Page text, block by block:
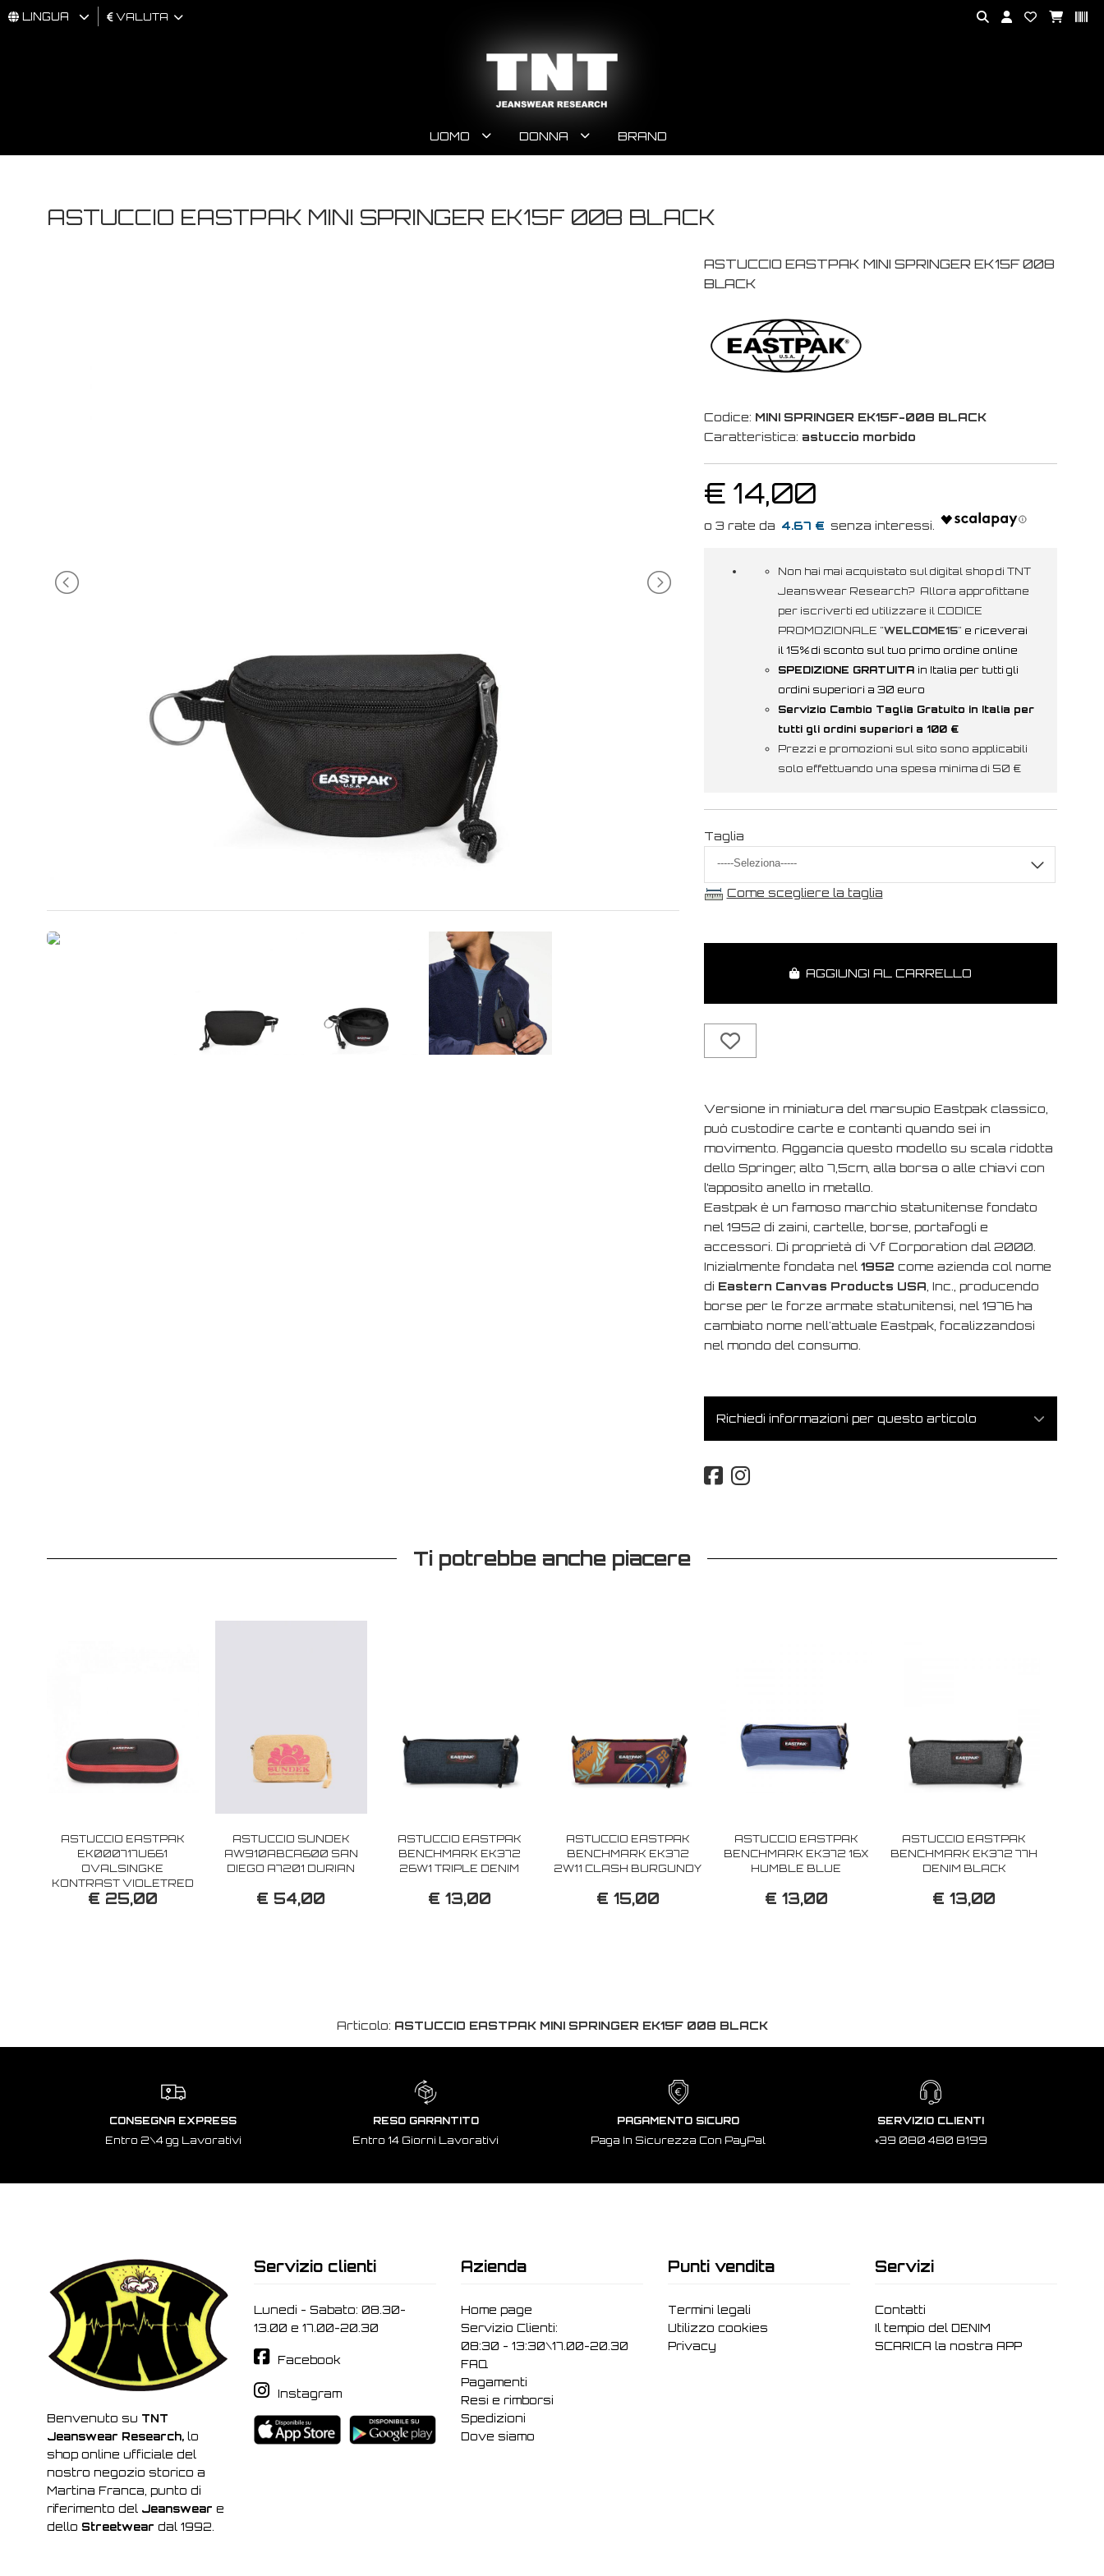
LINGUA VALUTA
UOMO DONNA BRAND
ASTUCCIO EASTPAK MINI SPRINGER EK15F 008 BLACK
ASTUCCIO EASTPAK MINI SPRINGER EK15F 008
BLACK
Codice: MINI SPRINGER EK15F-008 BLACK
Caratteristica: astuccio morbido
€ 14,00
4.67 €
Non hai mai acquistato sul digital shop di TNT
Jeanswear Research? Allora approfittane
per iscriverti ed utilizzare il CODICE
PROMOZIONALE "WELCOME15" e riceverai
il 15% di sconto sul tuo primo ordine online
SPEDIZIONE GRATUITA in Italia per tutti gli
ordini superiori a 30 euro
Servizio Cambio Taglia Gratuito in Italia per
tutti gli ordini superiori a 100 €
Prezzi e promozioni sul sito sono applicabili
solo effettuando una spesa minima di 50 €
Taglia
Come scegliere la taglia
AGGIUNGI AL CARRELLO
Versione in miniatura del marsupio Eastpak classico,
può custodire carte e contanti quando sei in
movimento. Aggancia questo modello su scala ridotta
dello Springer, alto 7,5cm, alla borsa o alle chiavi con
l’apposito anello in metallo.
Eastpak è un famoso marchio statunitense fondato
nel 1952 di zaini, cartelle, borse, portafogli e
accessori. Di proprietà di Vf Corporation dal 2000.
Inizialmente fondata nel 1952 come azienda col nome
di Eastern Canvas Products USA , Inc., producendo
borse per le forze armate statunitensi, nel 1976 ha
cambiato nome nell'attuale Eastpak, focalizzandosi
nel mondo del consumo.
Richiedi informazioni per questo articolo
Ti potrebbe anche piacere
ASTUCCIO EASTPAK
EK000717U661
OVALSINGKE
KONTRAST VIOLETRED
€ 25,00
ASTUCCIO SUNDEK
AW910ABCA600 SAN
DIEGO A7201 DURIAN
€ 54,00
ASTUCCIO EASTPAK
BENCHMARK EK372
26W1 TRIPLE DENIM
€ 13,00
ASTUCCIO EASTPAK
BENCHMARK EK372
2W11 CLASH BURGUNDY
€ 15,00
ASTUCCIO EASTPAK
BENCHMARK EK372 16X
HUMBLE BLUE
€ 13,00
ASTUCCIO EASTPAK
BENCHMARK EK372 77H
DENIM BLACK
€ 13,00
Articolo: ASTUCCIO EASTPAK MINI SPRINGER EK15F 008 BLACK
CONSEGNA EXPRESS
Entro 2\4 gg Lavorativi
RESO GARANTITO
Entro 14 Giorni Lavorativi
PAGAMENTO SICURO
Paga In Sicurezza Con PayPal
SERVIZIO CLIENTI
+39 080 480 8199
Benvenuto su TNT
Jeanswear Research, lo
shop online ufficiale del
nostro negozio storico a
Martina Franca, punto di
riferimento del Jeanswear e
dello Streetwear dal 1992.
Servizio clienti
Lunedi - Sabato: 08.30-
13.00 e 17.00-20.30
Facebook
Instagram
Azienda
Home page
Servizio Clienti:
08:30 - 13:30\17.00-20.30
FAQ
Pagamenti
Resi e rimborsi
Spedizioni
Dove siamo
Punti vendita
Termini legali
Utilizzo cookies
Privacy
Servizi
Contatti
Il tempio del DENIM
SCARICA la nostra APP